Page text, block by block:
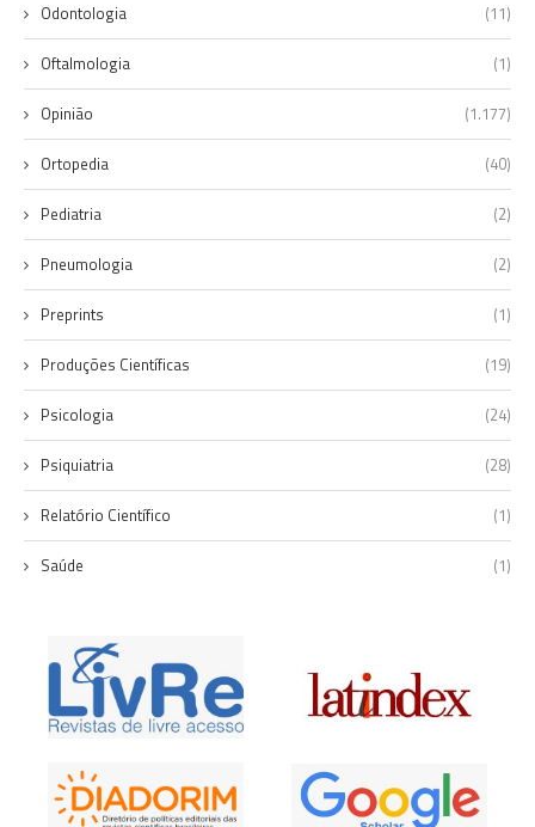
Odontologia (11)
Oftalmologia (1)
Opinião (1.177)
Ortopedia (40)
Pediatria (2)
Pneumologia (2)
Preprints (1)
Produções Científicas (19)
Psicologia (24)
Psiquiatria (28)
Relatório Científico (1)
Saúde (1)